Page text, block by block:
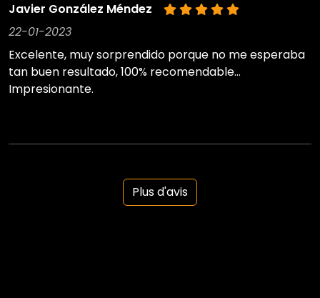
Javier González Méndez
22-01-2023
Excelente, muy sorprendido porque no me esperaba
tan buen resultado, 100% recomendable...
Impresionante.
Plus d'avis